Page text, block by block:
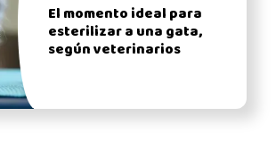
El momento ideal para
esterilizar a una gata,
según veterinarios